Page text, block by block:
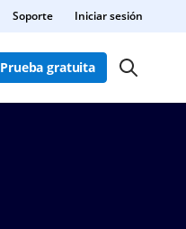
Soporte Iniciar sesión
Prueba gratuita